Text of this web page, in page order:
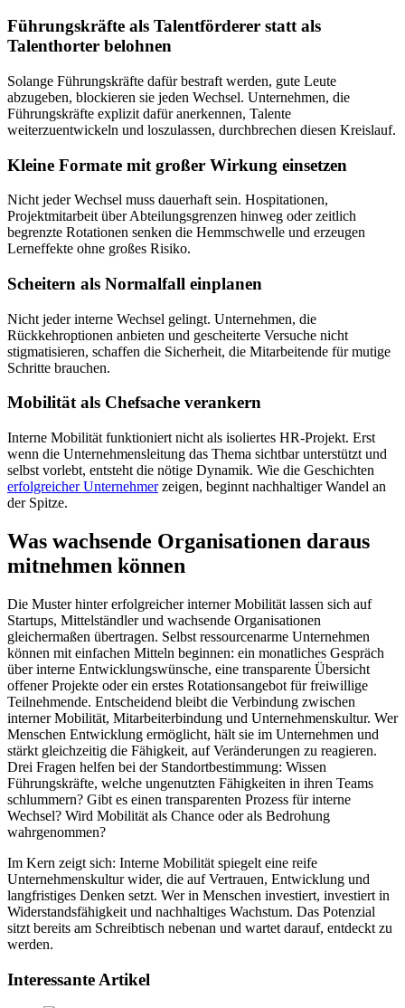
Führungskräfte als Talentförderer statt als
Talenthorter belohnen
Solange Führungskräfte dafür bestraft werden, gute Leute
abzugeben, blockieren sie jeden Wechsel. Unternehmen, die
Führungskräfte explizit dafür anerkennen, Talente
weiterzuentwickeln und loszulassen, durchbrechen diesen Kreislauf.
Kleine Formate mit großer Wirkung einsetzen
Nicht jeder Wechsel muss dauerhaft sein. Hospitationen,
Projektmitarbeit über Abteilungsgrenzen hinweg oder zeitlich
begrenzte Rotationen senken die Hemmschwelle und erzeugen
Lerneffekte ohne großes Risiko.
Scheitern als Normalfall einplanen
Nicht jeder interne Wechsel gelingt. Unternehmen, die
Rückkehroptionen anbieten und gescheiterte Versuche nicht
stigmatisieren, schaffen die Sicherheit, die Mitarbeitende für mutige
Schritte brauchen.
Mobilität als Chefsache verankern
Interne Mobilität funktioniert nicht als isoliertes HR-Projekt. Erst
wenn die Unternehmensleitung das Thema sichtbar unterstützt und
selbst vorlebt, entsteht die nötige Dynamik. Wie die Geschichten
erfolgreicher Unternehmerzeigen, beginnt nachhaltiger Wandel an
der Spitze.
Was wachsende Organisationen daraus
mitnehmen können
Die Muster hinter erfolgreicher interner Mobilität lassen sich auf
Startups, Mittelständler und wachsende Organisationen
gleichermaßen übertragen. Selbst ressourcenarme Unternehmen
können mit einfachen Mitteln beginnen: ein monatliches Gespräch
über interne Entwicklungswünsche, eine transparente Übersicht
offener Projekte oder ein erstes Rotationsangebot für freiwillige
Teilnehmende. Entscheidend bleibt die Verbindung zwischen
interner Mobilität, Mitarbeiterbindung und Unternehmenskultur. Wer
Menschen Entwicklung ermöglicht, hält sie im Unternehmen und
stärkt gleichzeitig die Fähigkeit, auf Veränderungen zu reagieren.
Drei Fragen helfen bei der Standortbestimmung: Wissen
Führungskräfte, welche ungenutzten Fähigkeiten in ihren Teams
schlummern? Gibt es einen transparenten Prozess für interne
Wechsel? Wird Mobilität als Chance oder als Bedrohung
wahrgenommen?
Im Kern zeigt sich: Interne Mobilität spiegelt eine reife
Unternehmenskultur wider, die auf Vertrauen, Entwicklung und
langfristiges Denken setzt. Wer in Menschen investiert, investiert in
Widerstandsfähigkeit und nachhaltiges Wachstum. Das Potenzial
sitzt bereits am Schreibtisch nebenan und wartet darauf, entdeckt zu
werden.
Interessante Artikel